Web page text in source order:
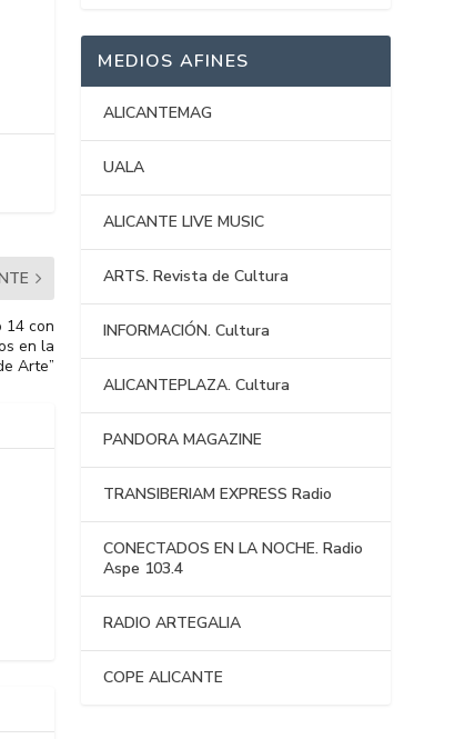
14 con
en la
Arte”
MEDIOS AFINES
ALICANTEMAG
UALA
ALICANTE LIVE MUSIC
ARTS. Revista de Cultura
INFORMACIÓN. Cultura
ALICANTEPLAZA. Cultura
PANDORA MAGAZINE
TRANSIBERIAM EXPRESS Radio
CONECTADOS EN LA NOCHE. Radio
Aspe 103.4
RADIO ARTEGALIA
COPE ALICANTE